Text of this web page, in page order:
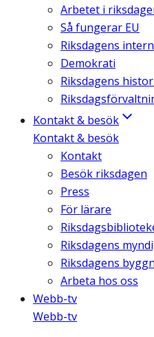
Arbetet i
Så fungerar EU
Riksdagens
Demokrati
Riksdagens
Kontakt & besök
Kontakt & besök
Kontakt
Besök riksdagen
Press
För lärare
Riksdagens
Riksdagens
Arbeta hos oss
Webb-tv
Webb-tv